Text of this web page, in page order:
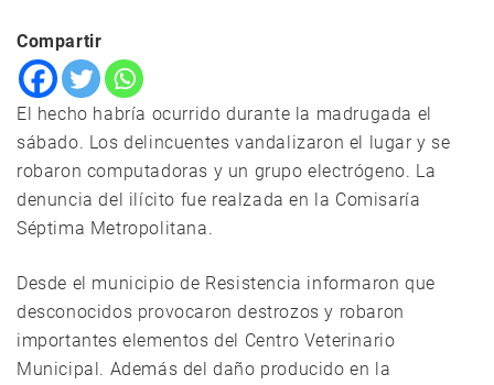
Compartir
El hecho habría ocurrido durante la madrugada el
sábado. Los delincuentes vandalizaron el lugar y se
robaron computadoras y un grupo electrógeno. La
denuncia del ilícito fue realzada en la Comisaría
Séptima Metropolitana.
Desde el municipio de Resistencia informaron que
desconocidos provocaron destrozos y robaron
importantes elementos del Centro Veterinario
Municipal. Además del daño producido en la